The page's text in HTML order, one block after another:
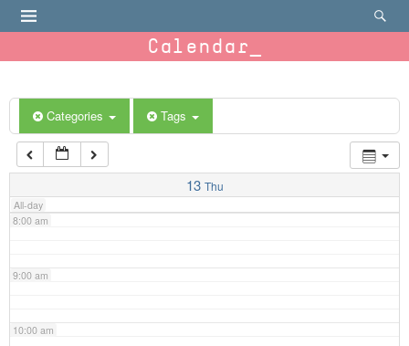
Calendar
Categories Tags
13 Thu
All-day
6:00 am
7:00 am
8:00 am
9:00 am
10:00 am